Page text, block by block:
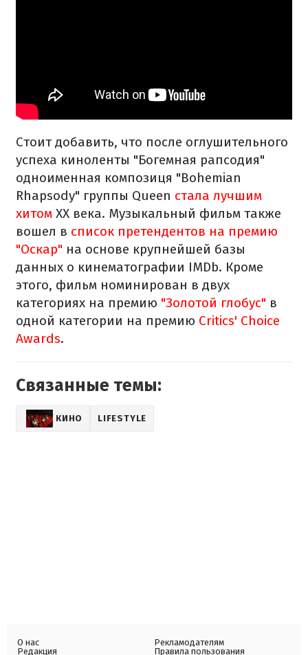
Стоит добавить, что после оглушительного
успеха киноленты "Богемная рапсодия"
одноименная композиця "Bohemian
Rhapsody" группы Queen стала лучшим
хитом ХХ века. Музыкальный фильм также
вошел в список претендентов на премию
"Оскар" на основе крупнейшей базы
данных о кинематографии IMDb. Кроме
этого, фильм номинирован в двух
категориях на премию "Золотой глобус" в
одной категории на премию Critics' Choice
Awards.
Связанные темы:
КИНО LIFESTYLE
О нас
Редакция
Рекламодателям
Правила пользования